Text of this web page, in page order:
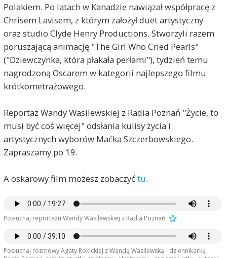
Polakiem. Po latach w Kanadzie nawiązał współpracę z
Chrisem Lavisem, z którym założył duet artystyczny
oraz studio Clyde Henry Productions. Stworzyli razem
poruszającą animację "The Girl Who Cried Pearls"
("Dziewczynka, która płakała perłami"), tydzień temu
nagrodzoną Oscarem w kategorii najlepszego filmu
krótkometrażowego.
Reportaż Wandy Wasilewskiej z Radia Poznań "Życie, to
musi być coś więcej" odsłania kulisy życia i
artystycznych wyborów Maćka Szczerbowskiego.
Zapraszamy po 19.
A oskarowy film możesz zobaczyćtu.
Posłuchaj reportażu Wandy Wasilewskiej z Radia Poznań
Posłuchaj rozmowy Agaty Rokickiej z Wandą Wasilewską - dziennikarką